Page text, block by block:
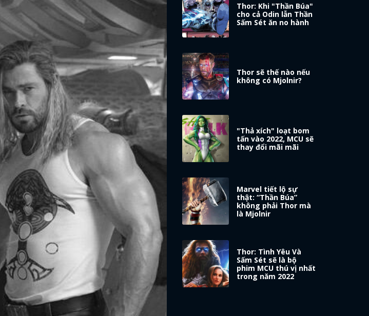
Thor: Khi "Thần Búa"
cho cả Odin lẫn Thần
Sấm Sét ăn no hành
Thor sẽ thế nào nếu
không có Mjolnir?
"Thả xích" loạt bom
tấn vào 2022, MCU sẽ
thay đổi mãi mãi
Marvel tiết lộ sự
thật: “Thần Búa”
không phải Thor mà
là Mjolnir
Thor: Tình Yêu Và
Sấm Sét sẽ là bộ
phim MCU thú vị nhất
trong năm 2022